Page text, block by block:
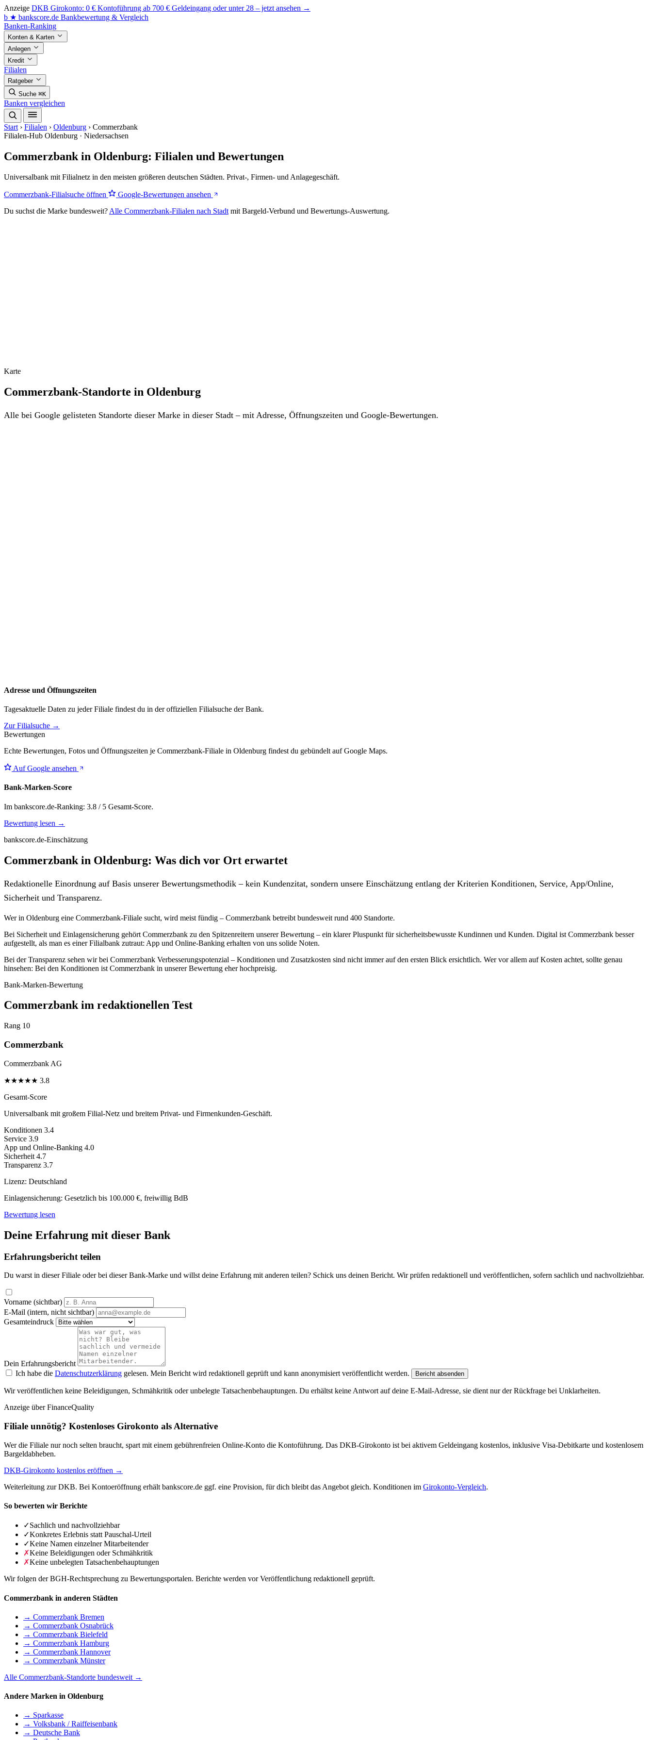
Anzeige DKB Girokonto: 0 € Kontoführung ab 700 € Geldeingang oder unter 28 – jetzt ansehen →
b ★ bankscore.de Bankbewertung & Vergleich
Banken-Ranking
Konten & Karten
Anlegen
Kredit
Filialen
Ratgeber
Suche ⌘K
Banken vergleichen
Start › Filialen › Oldenburg › Commerzbank
Filialen-Hub Oldenburg · Niedersachsen
Commerzbank in Oldenburg: Filialen und Bewertungen
Universalbank mit Filialnetz in den meisten größeren deutschen Städten. Privat-, Firmen- und Anlagegeschäft.
Commerzbank-Filialsuche öffnen
Google-Bewertungen ansehen
Du suchst die Marke bundesweit? Alle Commerzbank-Filialen nach Stadt mit Bargeld-Verbund und Bewertungs-Auswertung.
Karte
Commerzbank-Standorte in Oldenburg
Alle bei Google gelisteten Standorte dieser Marke in dieser Stadt – mit Adresse, Öffnungszeiten und Google-Bewertungen.
Adresse und Öffnungszeiten
Tagesaktuelle Daten zu jeder Filiale findest du in der offiziellen Filialsuche der Bank.
Zur Filialsuche →
Bewertungen
Echte Bewertungen, Fotos und Öffnungszeiten je Commerzbank-Filiale in Oldenburg findest du gebündelt auf Google Maps.
Auf Google ansehen
Bank-Marken-Score
Im bankscore.de-Ranking: 3.8 / 5 Gesamt-Score.
Bewertung lesen →
bankscore.de-Einschätzung
Commerzbank in Oldenburg: Was dich vor Ort erwartet
Redaktionelle Einordnung auf Basis unserer Bewertungsmethodik – kein Kundenzitat, sondern unsere Einschätzung entlang der Kriterien Konditionen, Service, App/Online,
Sicherheit und Transparenz.
Wer in Oldenburg eine Commerzbank-Filiale sucht, wird meist fündig – Commerzbank betreibt bundesweit rund 400 Standorte.
Bei Sicherheit und Einlagensicherung gehört Commerzbank zu den Spitzenreitern unserer Bewertung – ein klarer Pluspunkt für sicherheitsbewusste Kundinnen und Kunden. Digital ist Commerzbank besser
aufgestellt, als man es einer Filialbank zutraut: App und Online-Banking erhalten von uns solide Noten.
Bei der Transparenz sehen wir bei Commerzbank Verbesserungspotenzial – Konditionen und Zusatzkosten sind nicht immer auf den ersten Blick ersichtlich. Wer vor allem auf Kosten achtet, sollte genau
hinsehen: Bei den Konditionen ist Commerzbank in unserer Bewertung eher hochpreisig.
Bank-Marken-Bewertung
Commerzbank im redaktionellen Test
Rang 10
Commerzbank
Commerzbank AG
★★★★★ 3.8
Gesamt-Score
Universalbank mit großem Filial-Netz und breitem Privat- und Firmenkunden-Geschäft.
Konditionen 3.4
Service 3.9
App und Online-Banking 4.0
Sicherheit 4.7
Transparenz 3.7
Lizenz: Deutschland
Einlagensicherung: Gesetzlich bis 100.000 €, freiwillig BdB
Bewertung lesen
Deine Erfahrung mit dieser Bank
Erfahrungsbericht teilen
Du warst in dieser Filiale oder bei dieser Bank-Marke und willst deine Erfahrung mit anderen teilen? Schick uns deinen Bericht. Wir prüfen redaktionell und veröffentlichen, sofern sachlich und nachvollziehbar.
Vorname (sichtbar)
E-Mail (intern, nicht sichtbar)
Gesamteindruck
Dein Erfahrungsbericht
Ich habe die Datenschutzerklärung gelesen. Mein Bericht wird redaktionell geprüft und kann anonymisiert veröffentlicht werden. Bericht absenden
Wir veröffentlichen keine Beleidigungen, Schmähkritik oder unbelegte Tatsachenbehauptungen. Du erhältst keine Antwort auf deine E-Mail-Adresse, sie dient nur der Rückfrage bei Unklarheiten.
Anzeige über FinanceQuality
Filiale unnötig? Kostenloses Girokonto als Alternative
Wer die Filiale nur noch selten braucht, spart mit einem gebührenfreien Online-Konto die Kontoführung. Das DKB-Girokonto ist bei aktivem Geldeingang kostenlos, inklusive Visa-Debitkarte und kostenlosem
Bargeldabheben.
DKB-Girokonto kostenlos eröffnen →
Weiterleitung zur DKB. Bei Kontoeröffnung erhält bankscore.de ggf. eine Provision, für dich bleibt das Angebot gleich. Konditionen im Girokonto-Vergleich.
So bewerten wir Berichte
✓Sachlich und nachvollziehbar
✓Konkretes Erlebnis statt Pauschal-Urteil
✓Keine Namen einzelner Mitarbeitender
✗Keine Beleidigungen oder Schmähkritik
✗Keine unbelegten Tatsachenbehauptungen
Wir folgen der BGH-Rechtsprechung zu Bewertungsportalen. Berichte werden vor Veröffentlichung redaktionell geprüft.
Commerzbank in anderen Städten
→ Commerzbank Bremen
→ Commerzbank Osnabrück
→ Commerzbank Bielefeld
→ Commerzbank Hamburg
→ Commerzbank Hannover
→ Commerzbank Münster
Alle Commerzbank-Standorte bundesweit →
Andere Marken in Oldenburg
→ Sparkasse
→ Volksbank / Raiffeisenbank
→ Deutsche Bank